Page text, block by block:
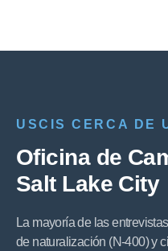
USCIS CERCA DE
Oficina de
Salt Lake City
La mayoría de las
de naturalización (N-400) y